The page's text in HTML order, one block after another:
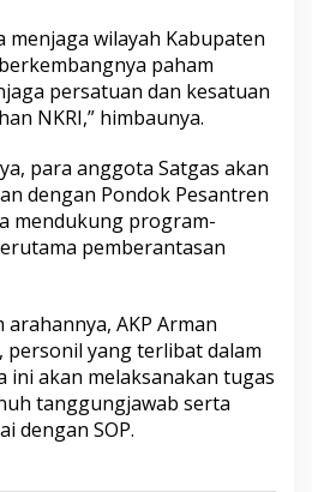
menjaga wilayah Kabupaten
paham
persatuan dan kesatuan
NKRI,” himbaunya.
para anggota Satgas akan
dengan Pondok Pesantren
mendukung program-
pemberantasan
AKP Arman
personil yang terlibat dalam
ini akan melaksanakan tugas
tanggungjawab serta
dengan SOP.